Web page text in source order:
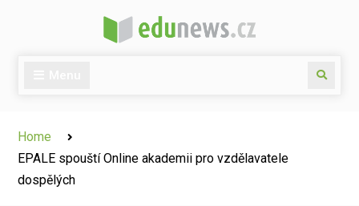
Search
Home
EPALE spouští Online akademii pro vzdělavatele
dospělých